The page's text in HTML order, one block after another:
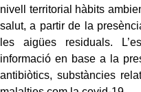
nivell territorial hàbits
salut, a partir de la
les aigües residuals.
informació en base a la
antibiòtics, substàncies